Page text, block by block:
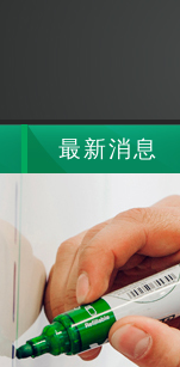
最新消息